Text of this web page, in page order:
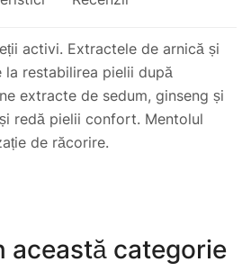
activi. Extractele de arnică și
la restabilirea pielii după
extracte de sedum, ginseng și
redă pielii confort. Mentolul
de răcorire.
ușor pe pielea curată și
față sau piele cu răni. A se
și membranele mucoase.
această categorie